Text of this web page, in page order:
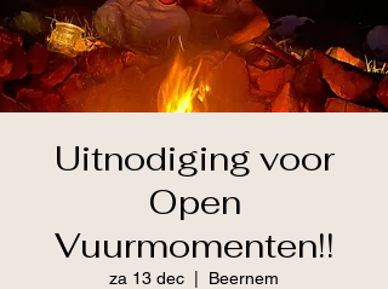
Uitnodiging voor
Open
Vuurmomenten!!
za 13 dec Beernem